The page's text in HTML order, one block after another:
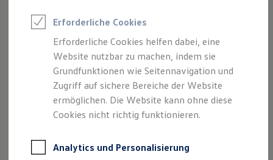
Digitaler Marktplatz
Kauf & Finanzierung
Online-Fahrzeugbewertung
Aktionen & Angebote
E-Auto-Förderung
Für Privatkunden
Für Gewerbekunden
Profi Paket
TopDeal
Zertifizierte Gebrauchtwagen
Impressum
Datenschutzerklärung
Impressum
Graf Hardenberg GmbH & Co. KG
Erforderliche Cookies
Erforderliche Cookies helfen dabei, eine
Website nutzbar zu machen, indem sie
Grundfunktionen wie Seitennavigation und
Zugriff auf sichere Bereiche der Website
ermöglichen. Die Website kann ohne diese
Cookies nicht richtig funktionieren.
Analytics und Personalisierung